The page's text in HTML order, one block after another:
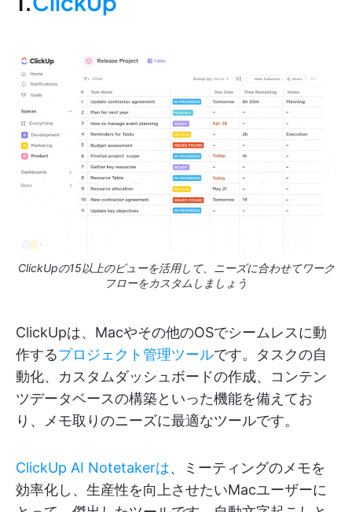
ClickUpの15以上のビューを活用して、ニーズに合わせてワーク
フローをカスタムしましょう
ClickUpは、Macやその他のOSでシームレスに動
作するプロジェクト管理ツールです。タスクの自
動化、カスタムダッシュボードの作成、コンテン
ツデータベースの構築といった機能を備えてお
り、メモ取りのニーズに最適なツールです。
ClickUp AI Notetakerは、ミーティングのメモを
効率化し、生産性を向上させたいMacユーザーに